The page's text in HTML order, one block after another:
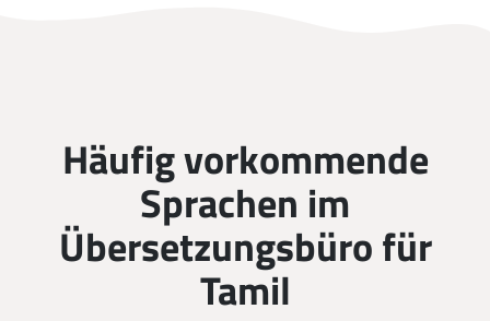
Häufig vorkommende
Sprachen im
Übersetzungsbüro für
Tamil